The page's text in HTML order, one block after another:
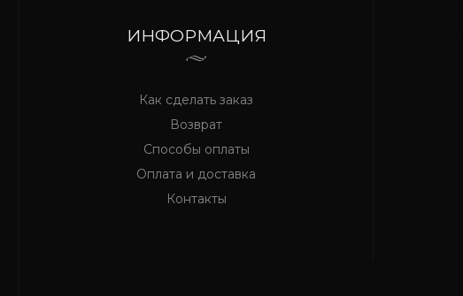
ИНФОРМАЦИЯ
Как сделать заказ
Возврат
Способы оплаты
Оплата и доставка
Контакты